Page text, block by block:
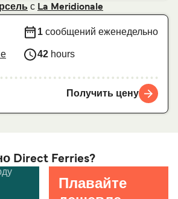
с La Meridionale
1 сообщений еженедельно
42 hours
Получить цену
Direct Ferries?
Плавайте